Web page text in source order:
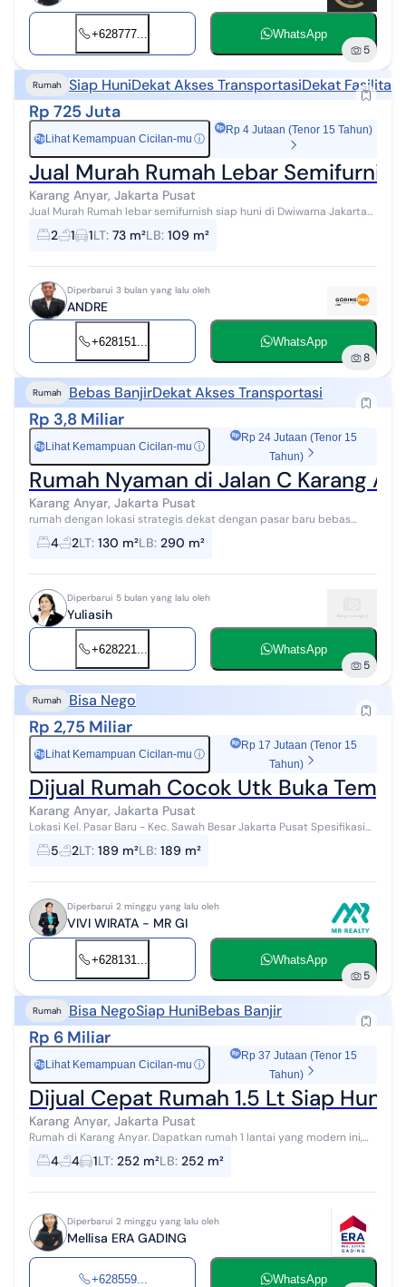
+628777... WhatsApp
5
Rumah Siap HuniDekat Akses TransportasiDekat Fasilitas
Rp 725 Juta
Rp Lihat Kemampuan Cicilan-mu ⓘ
Rp 4 Jutaan (Tenor 15 Tahun)
Jual Murah Rumah Lebar
Karang Anyar, Jakarta Pusat
Jual Murah Rumah lebar semifurnish siap huni di Dwiwarna Jakarta
Pusat Lokasi strategis berada di pusat kota, dekat dengan : -
Rumah Sakit Klini...
2 1 1LT: 73 m²LB: 109 m²
Diperbarui 3 bulan yang lalu oleh
ANDRE
+628151... WhatsApp
8
Rumah Bebas BanjirDekat Akses Transportasi
Rp 3,8 Miliar
Rp Lihat Kemampuan Cicilan-mu ⓘ
Rp 24 Jutaan (Tenor 15
Tahun)
Rumah Nyaman di Jalan C Karang
Karang Anyar, Jakarta Pusat
rumah dengan lokasi strategis dekat dengan pasar baru bebas
banjir dekat dengan stasiun kereta sawah besar #277564
4 2LT: 130 m²LB: 290 m²
Diperbarui 5 bulan yang lalu oleh
Yuliasih
+628221... WhatsApp
5
Rumah Bisa Nego
Rp 2,75 Miliar
Rp Lihat Kemampuan Cicilan-mu ⓘ
Rp 17 Jutaan (Tenor 15
Tahun)
Dijual Rumah Cocok Utk Buka
Karang Anyar, Jakarta Pusat
Lokasi Kel. Pasar Baru - Kec. Sawah Besar Jakarta Pusat Spesifikasi
Properti - Luas Tanah: 189 m² (9 x 21) - Luas Bangunan: 189 m² -
Jumlah ...
5 2LT: 189 m²LB: 189 m²
Diperbarui 2 minggu yang lalu oleh
VIVI WIRATA - MR GI
+628131... WhatsApp
5
Rumah Bisa NegoSiap HuniBebas Banjir
Rp 6 Miliar
Rp Lihat Kemampuan Cicilan-mu ⓘ
Rp 37 Jutaan (Tenor 15
Tahun)
Dijual Cepat Rumah 1.5 Lt Siap Huni
Karang Anyar, Jakarta Pusat
Rumah di Karang Anyar. Dapatkan rumah 1 lantai yang modern ini,
dijual dengan pemandangan indah yang menambah nilai estetika
di lingkungan hunian...
4 4 1LT: 252 m²LB: 252 m²
Diperbarui 2 minggu yang lalu oleh
Mellisa ERA GADING
+628559... WhatsApp